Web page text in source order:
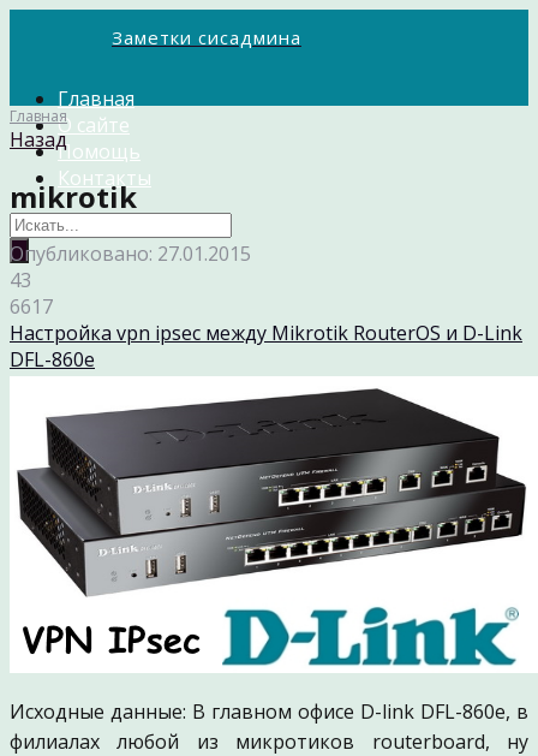
Заметки сисадмина
Главная
О сайте
Помощь
Контакты
Главная
Назад
mikrotik
Опубликовано: 27.01.2015
43
6617
Настройка vpn ipsec между Mikrotik RouterOS и D-Link
DFL-860e
Исходные данные: В главном офисе D-link DFL-860e, в
филиалах любой из микротиков routerboard, ну